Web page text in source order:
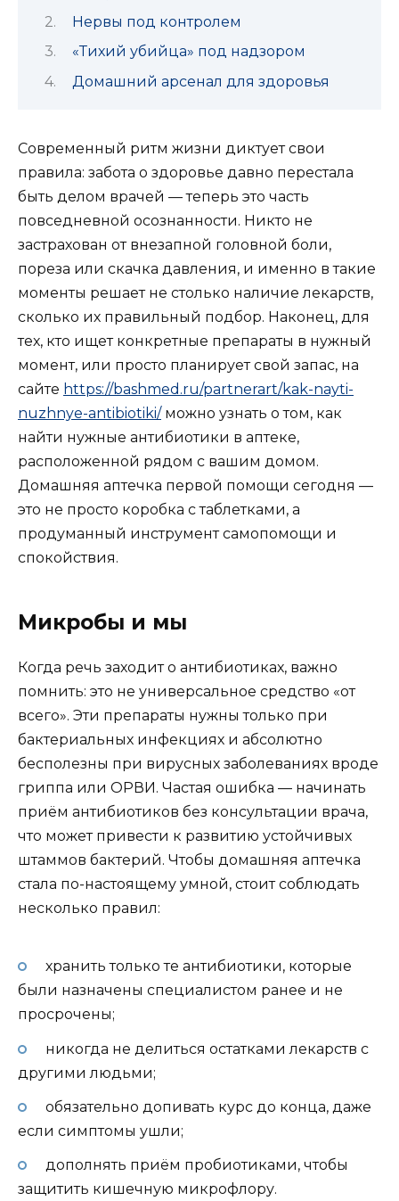
Нервы под контролем
«Тихий убийца» под надзором
Домашний арсенал для здоровья
Современный ритм жизни диктует свои
правила: забота о здоровье давно перестала
быть делом врачей — теперь это часть
повседневной осознанности. Никто не
застрахован от внезапной головной боли,
пореза или скачка давления, и именно в такие
моменты решает не столько наличие лекарств,
сколько их правильный подбор. Наконец, для
тех, кто ищет конкретные препараты в нужный
момент, или просто планирует свой запас, на
сайте https://bashmed.ru/partnerart/kak-nayti-
nuzhnye-antibiotiki/можно узнать о том, как
найти нужные антибиотики в аптеке,
расположенной рядом с вашим домом.
Домашняя аптечка первой помощи сегодня —
это не просто коробка с таблетками, а
продуманный инструмент самопомощи и
спокойствия.
Микробы и мы
Когда речь заходит о антибиотиках, важно
помнить: это не универсальное средство «от
всего». Эти препараты нужны только при
бактериальных инфекциях и абсолютно
бесполезны при вирусных заболеваниях вроде
гриппа или ОРВИ. Частая ошибка — начинать
приём антибиотиков без консультации врача,
что может привести к развитию устойчивых
штаммов бактерий. Чтобы домашняя аптечка
стала по-настоящему умной, стоит соблюдать
несколько правил:
хранить только те антибиотики, которые
были назначены специалистом ранее и не
просрочены;
никогда не делиться остатками лекарств с
другими людьми;
обязательно допивать курс до конца, даже
если симптомы ушли;
дополнять приём пробиотиками, чтобы
защитить кишечную микрофлору.